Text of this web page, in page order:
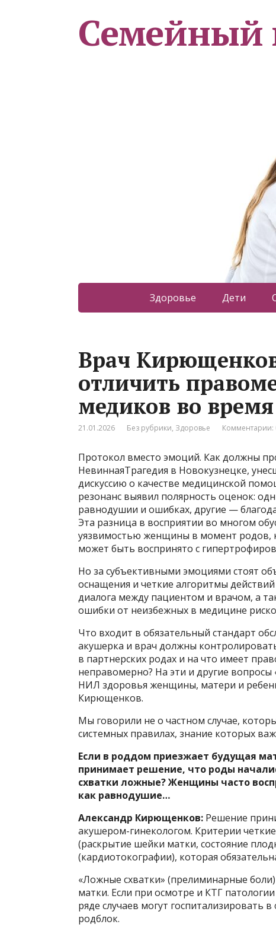
Семейный
Здоровье Дети
Врач
отличить
медиков во
21.01.2026 Без рубрики, Здоровье Комментарии:
Протокол вместо эмоций. Как должны
НевиннаяТрагедия в Новокузнецке,
дискуссию о качестве медицинской
резонанс выявил полярность оценок:
равнодушии и ошибках, другие —
Эта разница в восприятии во многом
уязвимостью женщины в момент родов,
может быть воспринято с
Но за субъективными эмоциями стоят
оснащения и четкие алгоритмы
диалога между пациентом и врачом, а
ошибки от неизбежных в медицине
Что входит в обязательный стандарт
акушерка и врач должны
в партнерских родах и на что имеет
неправомерно? На эти и другие вопросы
НИЛ здоровья женщины, матери и
Кирющенков.
Мы говорили не о частном случае,
системных правилах, знание которых
Если в роддом приезжает будущая
принимает решение, что роды
схватки ложные? Женщины часто
как равнодушие…
Александр Кирющенков: Решение
акушером-гинекологом. Критерии
(раскрытие шейки матки, состояние
(кардиотокографии), которая
«Ложные схватки» (прелиминарные
матки. Если при осмотре и КТГ
ряде случаев могут госпитализировать
родблок.